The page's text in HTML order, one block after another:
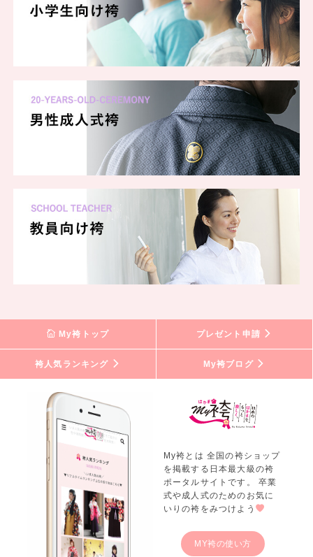
My袴トップ プレゼント申請
袴人気ランキング My袴ブログ
My袴とは 全国の袴ショップ
を掲載する日本最大級の袴
ポータルサイトです。 卒業
式や成人式のためのお気に
いりの袴をみつけよう
MY袴の使い方